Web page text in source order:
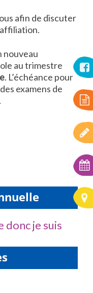
afin de discuter
nouveau
au trimestre
. L’échéance pour
examens de
.
donc je suis